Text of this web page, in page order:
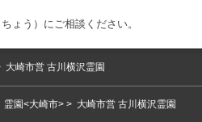
ょう）にご相談ください。
大崎市営 古川横沢霊園
霊園<大崎市> 大崎市営 古川横沢霊園